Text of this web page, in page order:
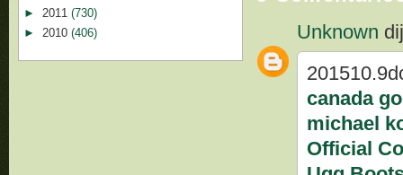
Unknown
canada
michael
Official
► 2011 (730)
► 2010 (406)